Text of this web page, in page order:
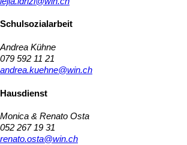
Schulsozialarbeit
Andrea Kühne
079 592 11 21
andrea.kuehne@win.ch
Hausdienst
Monica & Renato Osta
052 267 19 31
renato.osta@win.ch